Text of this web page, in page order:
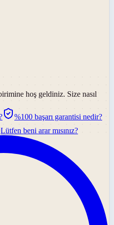
hoş geldiniz. Size nasıl
%100 başarı garantisi nedir?
Lütfen beni arar mısınız?